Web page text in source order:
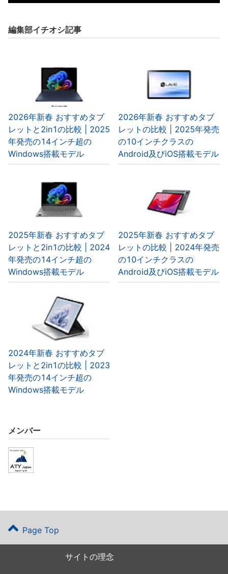
編集部イチオシ記事
2026年新春 おすすめタブ
レットと2in1の比較 | 2025
年発売の14インチ超の
Windows搭載モデル
2026年新春 おすすめタブ
レットの比較 | 2025年発売
の10インチクラスの
Android及びiOS搭載モデル
2025年新春 おすすめタブ
レットと2in1の比較 | 2024
年発売の14インチ超の
Windows搭載モデル
2025年新春 おすすめタブ
レットの比較 | 2024年発売
の10インチクラスの
Android及びiOS搭載モデル
2024年新春 おすすめタブ
レットと2in1の比較 | 2023
年発売の14インチ超の
Windows搭載モデル
メンバー
Page Top
サイトの理念